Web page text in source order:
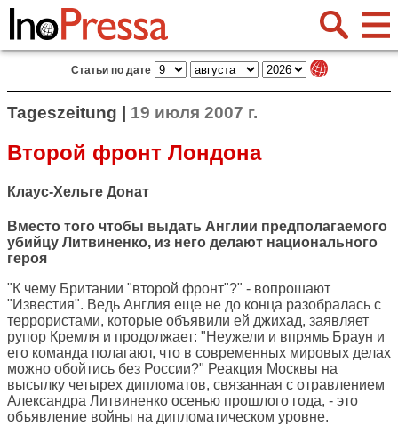
Статьи по дате
Tageszeitung | 19 июля 2007 г.
Второй фронт Лондона
Клаус-Хельге Донат
Вместо того чтобы выдать Англии предполагаемого
убийцу Литвиненко, из него делают национального
героя
"К чему Британии "второй фронт"?" - вопрошают
"Известия". Ведь Англия еще не до конца разобралась с
террористами, которые объявили ей джихад, заявляет
рупор Кремля и продолжает: "Неужели и впрямь Браун и
его команда полагают, что в современных мировых делах
можно обойтись без России?" Реакция Москвы на
высылку четырех дипломатов, связанная с отравлением
Александра Литвиненко осенью прошлого года, - это
объявление войны на дипломатическом уровне.